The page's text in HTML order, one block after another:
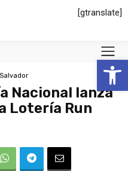
Abrir
[gtranslate]
Nacional lanza
Lotería Run